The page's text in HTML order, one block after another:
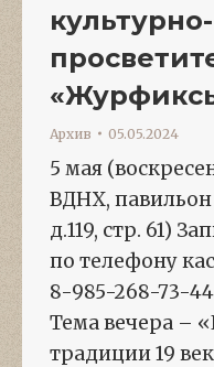
культурно-
Архив 05.05.2024
5 мая
ВДНХ,
д.119, стр. 61)
по телефону
8-985-268-73-
Тема вечера –
традиции 19